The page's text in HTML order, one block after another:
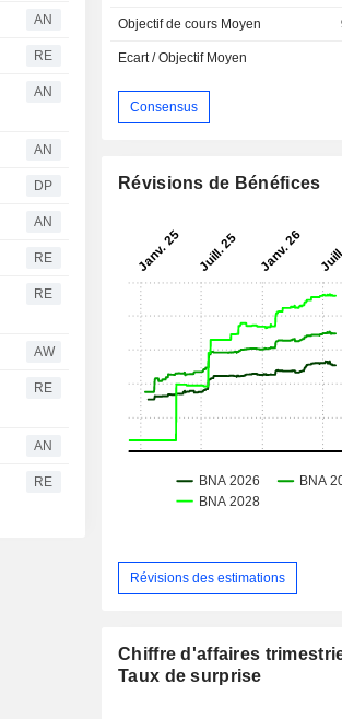
AN
RE
AN
AN
DP
AN
RE
RE
AW
RE
AN
RE
Objectif de cours Moyen
Ecart / Objectif Moyen
Consensus
Révisions de Bénéfices
Révisions des estimations
Chiffre d'affaires
Taux de surprise